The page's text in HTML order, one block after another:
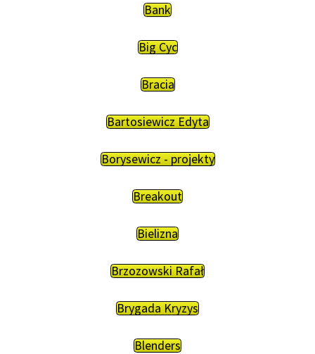
Bank
Big Cyc
Bracia
Bartosiewicz Edyta
Borysewicz - projekty
Breakout
Bielizna
Brzozowski Rafał
Brygada Kryzys
Blenders